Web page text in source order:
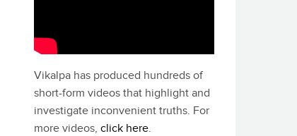
Vikalpa has produced hundreds of
short-form videos that highlight and
investigate inconvenient truths. For
more videos, click here.